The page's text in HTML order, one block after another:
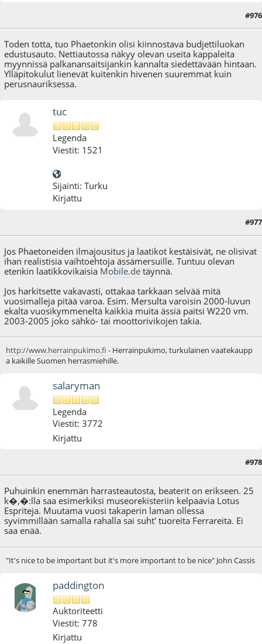
#976
Toden totta, tuo Phaetonkin olisi kiinnostava budjettiluokan
edustusauto. Nettiautossa näkyy olevan useita kappaleita
myynnissä palkanansaitsijankin kannalta siedettävään hintaan.
Ylläpitokulut lienevät kuitenkin hivenen suuremmat kuin
perusnauriksessa.
tuc
Legenda
Viestit: 1521
Sijainti: Turku
Kirjattu
#977
Jos Phaetoneiden ilmajousitus ja laatikot kestäisivät, ne olisivat
ihan realistisia vaihtoehtoja ässämersuille. Tuntuu olevan
etenkin laatikkovikaisia Mobile.de täynnä.
Jos harkitsette vakavasti, ottakaa tarkkaan selvää mitä
vuosimalleja pitää varoa. Esim. Mersulta varoisin 2000-luvun
ekalta vuosikymmeneltä kaikkia muita ässiä paitsi W220 vm.
2003-2005 joko sähkö- tai moottorivikojen takia.
http://www.herrainpukimo.fi - Herrainpukimo, turkulainen vaatekaupp
a kaikille Suomen herrasmiehille.
salaryman
Legenda
Viestit: 3772
Kirjattu
#978
Puhuinkin enemmän harrasteautosta, beaterit on erikseen. 25
k�,�:lla saa esimerkiksi museorekisteriin kelpaavia Lotus
Espriteja. Muutama vuosi takaperin laman ollessa
syvimmillään samalla rahalla sai suht' tuoreita Ferrareita. Ei
saa enää.
"It's nice to be important but it's more important to be nice" John Cassis
paddington
Auktoriteetti
Viestit: 778
Kirjattu